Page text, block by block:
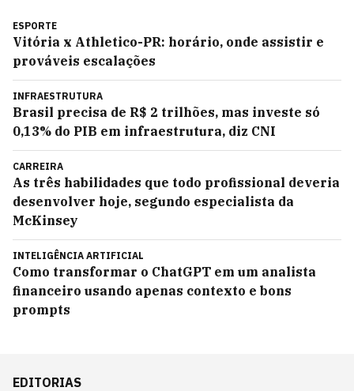
ESPORTE
Vitória x Athletico-PR: horário, onde assistir e
prováveis escalações
INFRAESTRUTURA
Brasil precisa de R$ 2 trilhões, mas investe só
0,13% do PIB em infraestrutura, diz CNI
CARREIRA
As três habilidades que todo profissional deveria
desenvolver hoje, segundo especialista da
McKinsey
INTELIGÊNCIA ARTIFICIAL
Como transformar o ChatGPT em um analista
financeiro usando apenas contexto e bons
prompts
EDITORIAS